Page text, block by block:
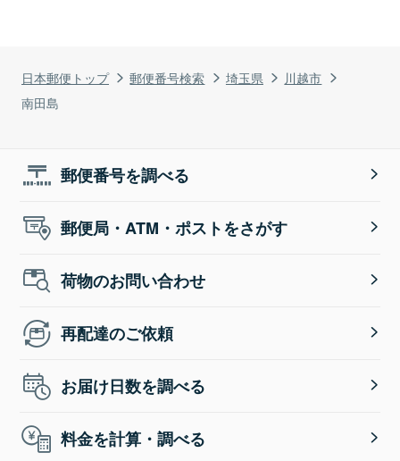
日本郵便トップ 郵便番号検索 埼玉県
川越市
南田島
郵便番号を調べる
郵便局・ATM・ポストをさがす
荷物のお問い合わせ
再配達のご依頼
お届け日数を調べる
料金を計算・調べる